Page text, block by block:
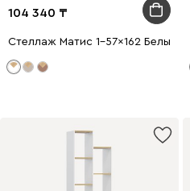
104 340
Стеллаж Матис 1-57x162 Белый